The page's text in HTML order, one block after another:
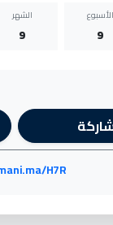
الأسبوع
9
الشهر
9
H7R